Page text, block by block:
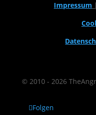
Impressum |
© 2010 - 2026
Folgen